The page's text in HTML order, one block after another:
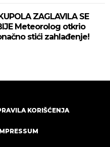
ZAGLAVILA SE
Meteorolog otkrio
stići zahlađenje!
KORIŠĆENJA